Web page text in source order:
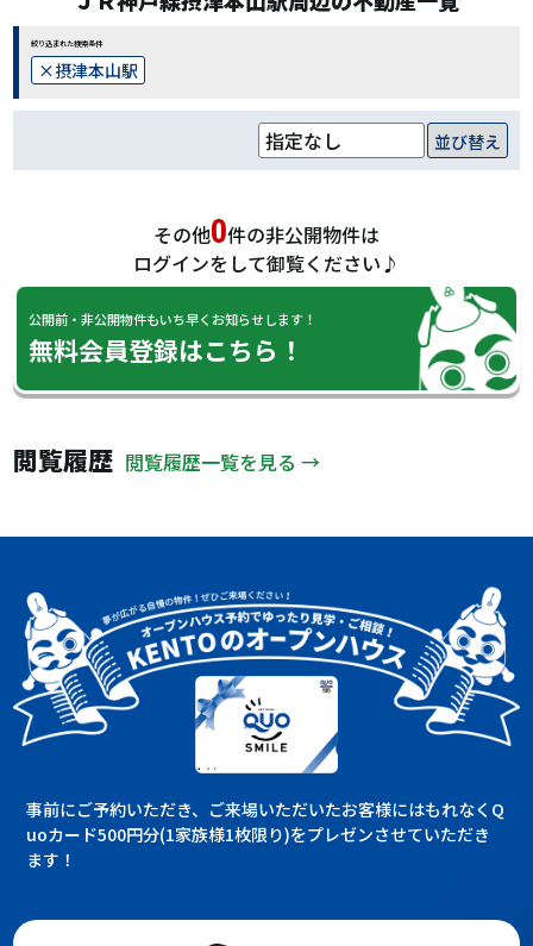
絞り込まれた検索条件
摂津本山駅
並び替え
その他0件の非公開物件は
ログインをして御覧ください♪
公開前・非公開物件もいち早くお知らせします！
無料会員登録はこちら！
閲覧履歴 閲覧履歴一覧を見る →
事前にご予約いただき、ご来場いただいたお客様にはもれなくQ
uoカード500円分(1家族様1枚限り)をプレゼンさせていただき
ます！